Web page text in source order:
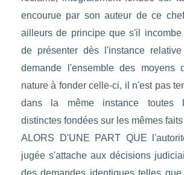
encourue par son auteur de ce
ailleurs de principe que s'il incombe
de présenter dès l'instance
demande l'ensemble des moyens
nature à fonder celle-ci, il n'est pas
dans la même instance toutes
distinctes fondées sur les mêmes faits
ALORS D'UNE PART QUE
jugée s'attache aux décisions
des demandes identiques telles